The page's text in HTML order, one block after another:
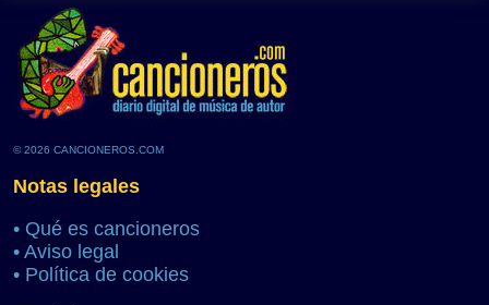
© 2026 CANCIONEROS.COM
Notas legales
• Qué es cancioneros
• Aviso legal
• Política de cookies